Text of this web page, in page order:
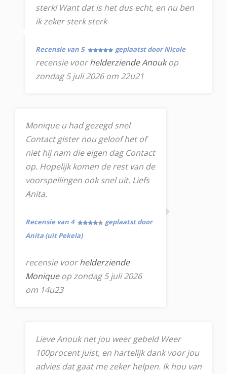
sterk! Want dat is het dus echt, en nu ben
ik zeker sterk sterk
Recensie van 5 geplaatst door Nicole
recensie voorhelderziende Anoukop
zondag 5 juli 2026 om 22u21
Monique u had gezegd snel
Contact gister nou geloof het of
niet hij nam die eigen dag Contact
op. Hopelijk komen de rest van de
voorspellingen ook snel uit. Liefs
Anita.
Recensie van 4
geplaatst door
Anita (uit Pekela)
recensie voorhelderziende
Moniqueop zondag 5 juli 2026
om 14u23
Lieve Anouk net jou weer gebeld Weer
100procent juist, en hartelijk dank voor jou
advies dat gaat me zeker helpen. Ik hou van